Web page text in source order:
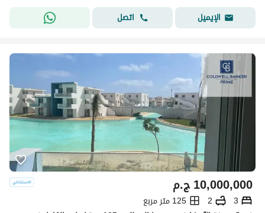
الإيميل
اتصل
ج.م10,000,000
3
2
125 متر مربع